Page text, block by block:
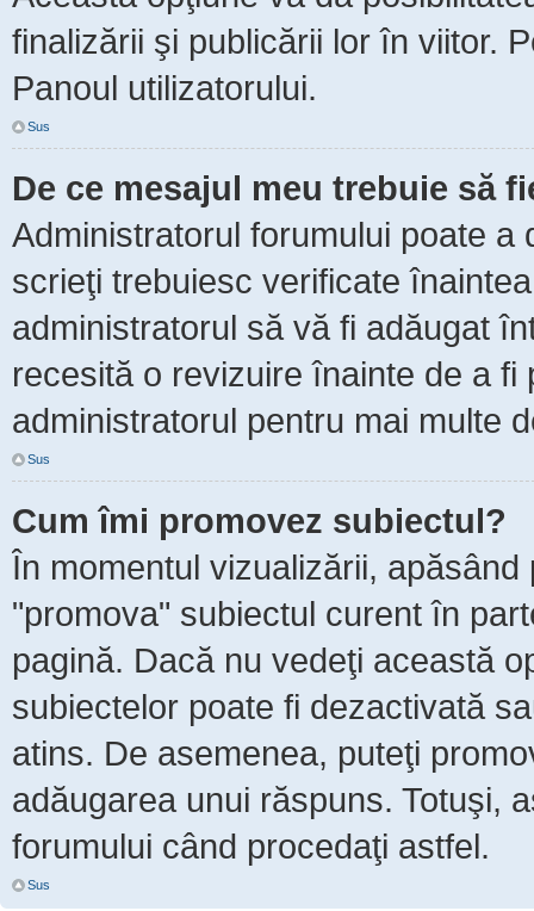
finalizării şi publicării lor în viitor.
Panoul utilizatorului.
Sus
De ce mesajul meu trebuie să
Administratorul forumului poate
scrieţi trebuiesc verificate
administratorul să vă fi adăugat
recesită o revizuire înainte de a
administratorul pentru mai multe
Sus
Cum îmi promovez subiectul?
În momentul vizualizării, apăsând
"promova" subiectul curent în
pagină. Dacă nu vedeţi această
subiectelor poate fi dezactivată
atins. De asemenea, puteţi
adăugarea unui răspuns. Totuşi,
forumului când procedaţi astfel.
Sus